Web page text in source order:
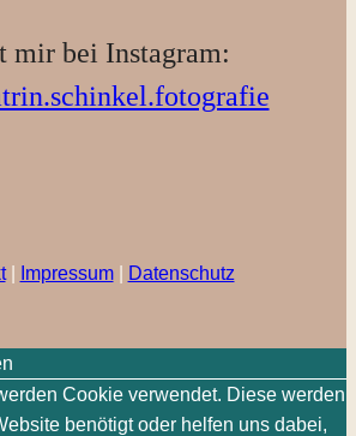
mir bei Instagram:
| Impressum| Datenschutz
Cookie verwendet. Diese werden
benötigt oder helfen uns dabei,